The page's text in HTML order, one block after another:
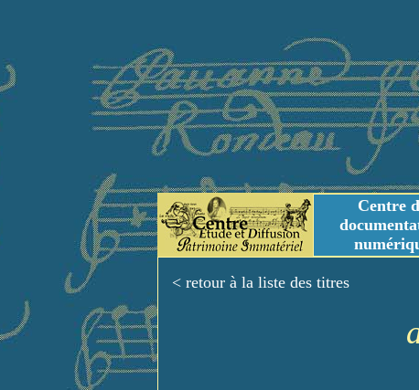
Centre
< retour à la liste des titres